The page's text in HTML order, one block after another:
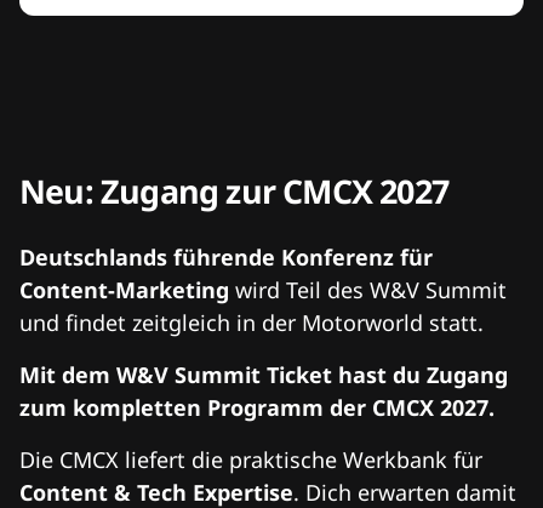
Neu: Zugang zur CMCX 2027
Deutschlands führende Konferenz für
Content-Marketing wird Teil des W&V Summit
und findet zeitgleich in der Motorworld statt.
Mit dem W&V Summit Ticket hast du Zugang
zum kompletten Programm der CMCX 2027.
Die CMCX liefert die praktische Werkbank für
Content & Tech Expertise. Dich erwarten damit